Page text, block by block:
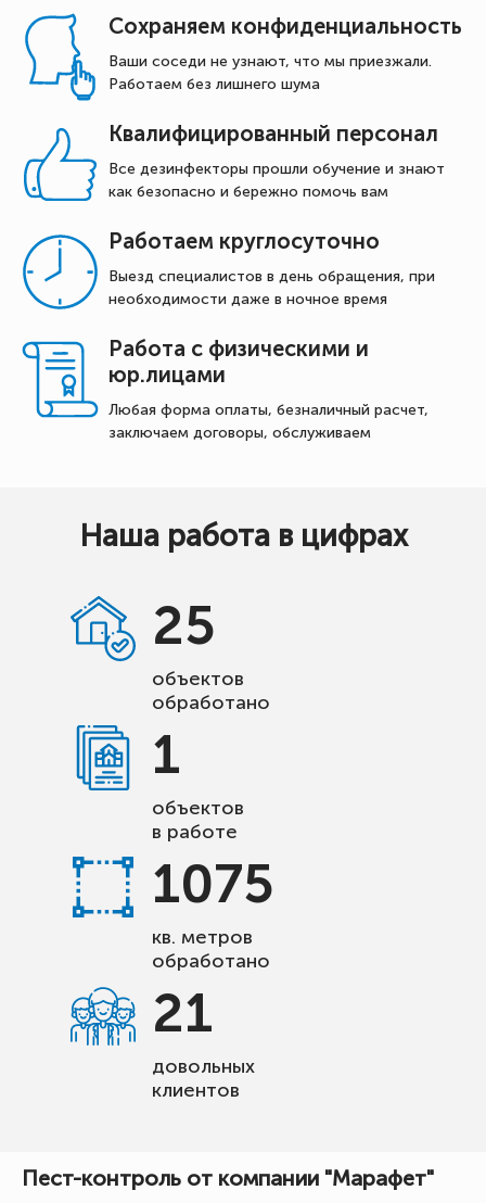
Сохраняем конфиденциальность
Ваши соседи не узнают, что мы приезжали.
Работаем без лишнего шума
Квалифицированный персонал
Все дезинфекторы прошли обучение и знают
как безопасно и бережно помочь вам
Работаем круглосуточно
Выезд специалистов в день обращения, при
необходимости даже в ночное время
Работа с физическими и
юр.лицами
Любая форма оплаты, безналичный расчет,
заключаем договоры, обслуживаем
Наша работа в цифрах
25
объектов
обработано
1
объектов
в работе
1075
кв. метров
обработано
21
довольных
клиентов
Пест-контроль от компании "Марафет"